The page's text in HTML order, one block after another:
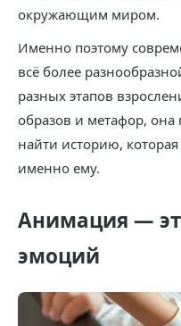
окружающим миром.
Именно поэтому
всё более
разных этапов
образов и метафор,
найти историю,
именно ему.
Анимация —
эмоций